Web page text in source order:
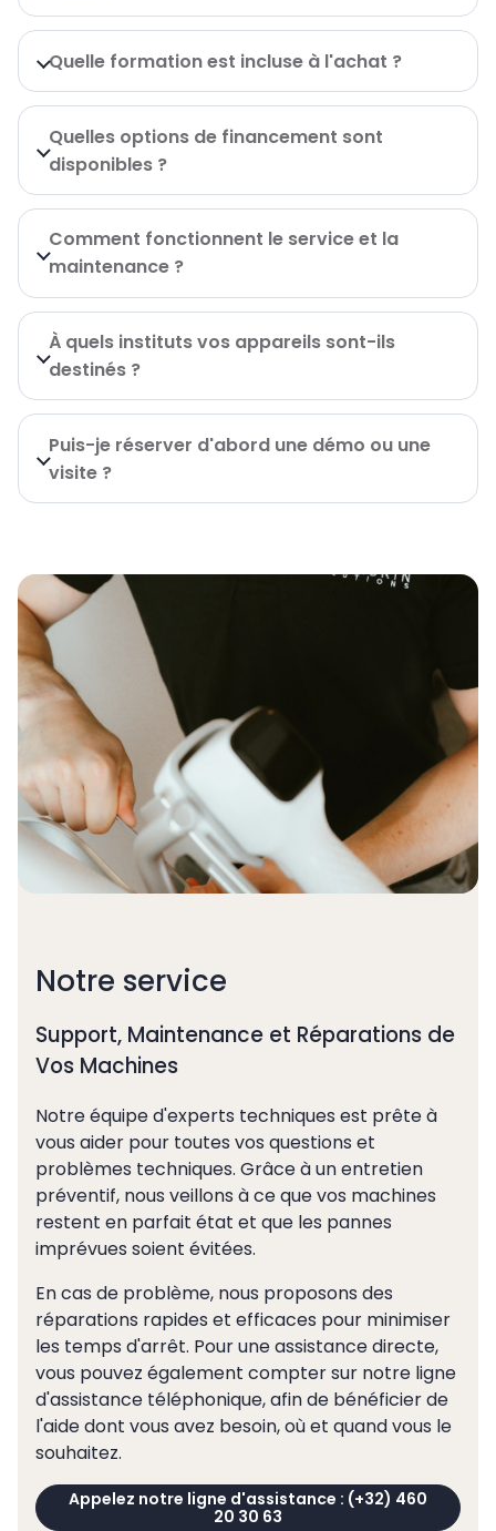
Quelle formation est incluse à l'achat ?
Quelles options de financement sont
disponibles ?
Comment fonctionnent le service et la
maintenance ?
À quels instituts vos appareils sont-ils
destinés ?
Puis-je réserver d'abord une démo ou une
visite ?
Notre service
Support, Maintenance et Réparations de
Vos Machines
Notre équipe d'experts techniques est prête à
vous aider pour toutes vos questions et
problèmes techniques. Grâce à un entretien
préventif, nous veillons à ce que vos machines
restent en parfait état et que les pannes
imprévues soient évitées.
En cas de problème, nous proposons des
réparations rapides et efficaces pour minimiser
les temps d'arrêt. Pour une assistance directe,
vous pouvez également compter sur notre ligne
d'assistance téléphonique, afin de bénéficier de
l'aide dont vous avez besoin, où et quand vous le
souhaitez.
Appelez notre ligne d'assistance : (+32) 460
20 30 63